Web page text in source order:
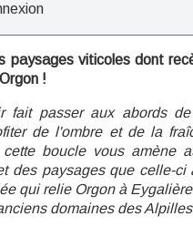
paysages viticoles dont
!
fait passer aux abords
de l'ombre et de la
cette boucle vous amène
des paysages que celle-ci
qui relie Orgon à
domaines des